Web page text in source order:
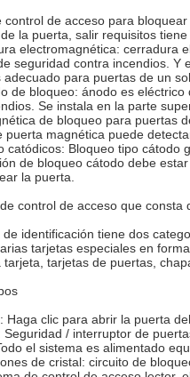
control de acceso para
la puerta, salir requisitos
electromagnética: cerradura
seguridad contra incendios. Y
adecuado para puertas de un
de bloqueo: ánodo es
Se instala en la parte
de bloqueo para puertas
puerta magnética puede
catódicos: Bloqueo tipo cátodo
de bloqueo cátodo debe
la puerta.
control de acceso que consta
de identificación tiene dos
tarjetas especiales en
tarjeta, tarjetas de puertas,
Haga clic para abrir la puerta
Seguridad / interruptor de
el sistema es alimentado
de cristal: circuito de